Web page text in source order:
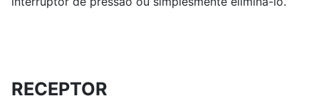
RECEPTOR